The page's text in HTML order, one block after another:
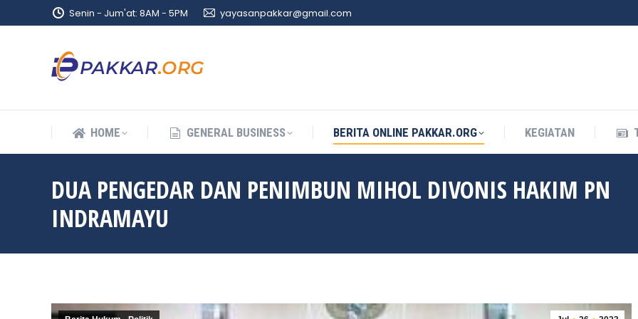
Senin - Jum'at: 8AM - 5PM yayasanpakkar@gmail.com
HOME GENERAL BUSINESS BERITA ONLINE PAKKAR.ORG KEGIATAN
DUA PENGEDAR DAN PENIMBUN MIHOL DIVONIS HAKIM PN
INDRAMAYU
HOME GENERAL BUSINESS BERITA ONLINE PAKKAR.ORG KEGIATAN